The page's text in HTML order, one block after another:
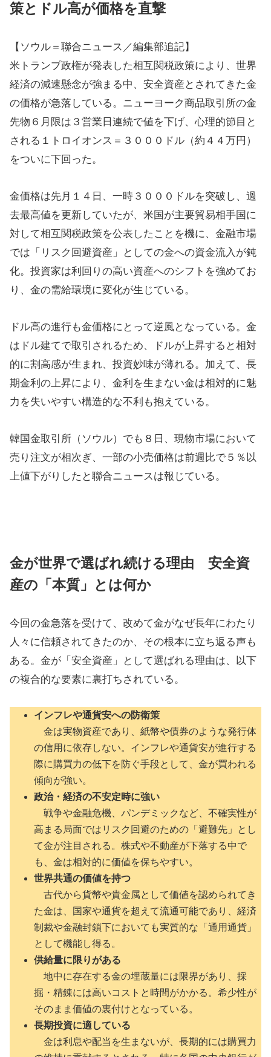
策とドル高が価格を直撃
【ソウル＝聯合ニュース／編集部追記】
米トランプ政権が発表した相互関税政策により、世界
経済の減速懸念が強まる中、安全資産とされてきた金
の価格が急落している。ニューヨーク商品取引所の金
先物６月限は３営業日連続で値を下げ、心理的節目と
される１トロイオンス＝３０００ドル（約４４万円）
をついに下回った。
金価格は先月１４日、一時３０００ドルを突破し、過
去最高値を更新していたが、米国が主要貿易相手国に
対して相互関税政策を公表したことを機に、金融市場
では「リスク回避資産」としての金への資金流入が鈍
化。投資家は利回りの高い資産へのシフトを強めてお
り、金の需給環境に変化が生じている。
ドル高の進行も金価格にとって逆風となっている。金
はドル建てで取引されるため、ドルが上昇すると相対
的に割高感が生まれ、投資妙味が薄れる。加えて、長
期金利の上昇により、金利を生まない金は相対的に魅
力を失いやすい構造的な不利も抱えている。
韓国金取引所（ソウル）でも８日、現物市場において
売り注文が相次ぎ、一部の小売価格は前週比で５％以
上値下がりしたと聯合ニュースは報じている。
金が世界で選ばれ続ける理由 安全資
産の「本質」とは何か
今回の金急落を受けて、改めて金がなぜ長年にわたり
人々に信頼されてきたのか、その根本に立ち返る声も
ある。金が「安全資産」として選ばれる理由は、以下
の複合的な要素に裏打ちされている。
インフレや通貨安への防衛策
金は実物資産であり、紙幣や債券のような発行体
の信用に依存しない。インフレや通貨安が進行する
際に購買力の低下を防ぐ手段として、金が買われる
傾向が強い。
政治・経済の不安定時に強い
戦争や金融危機、パンデミックなど、不確実性が
高まる局面ではリスク回避のための「避難先」とし
て金が注目される。株式や不動産が下落する中で
も、金は相対的に価値を保ちやすい。
世界共通の価値を持つ
古代から貨幣や貴金属として価値を認められてき
た金は、国家や通貨を超えて流通可能であり、経済
制裁や金融封鎖下においても実質的な「通用通貨」
として機能し得る。
供給量に限りがある
地中に存在する金の埋蔵量には限界があり、採
掘・精錬には高いコストと時間がかかる。希少性が
そのまま価値の裏付けとなっている。
長期投資に適している
金は利息や配当を生まないが、長期的には購買力